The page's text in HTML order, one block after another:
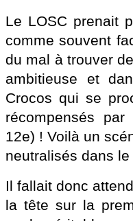
Le LOSC prenait
comme souvent
du mal à trouver
ambitieuse et
Crocos qui se
récompensés
12e) ! Voilà un
neutralisés dans le
Il fallait donc
la tête sur la